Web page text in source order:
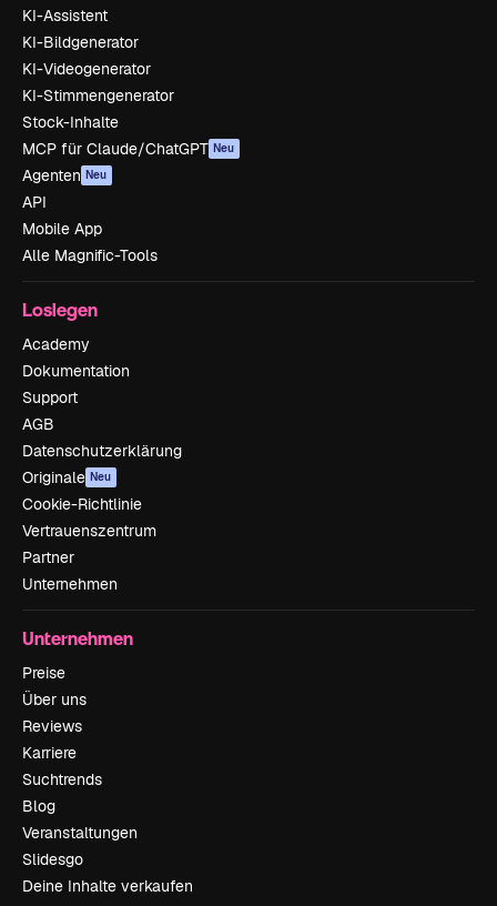
KI-Assistent
KI-Bildgenerator
KI-Videogenerator
KI-Stimmengenerator
Stock-Inhalte
MCP für Claude/ChatGPT Neu
Agenten Neu
API
Mobile App
Alle Magnific-Tools
Loslegen
Academy
Dokumentation
Support
AGB
Datenschutzerklärung
Originale Neu
Cookie-Richtlinie
Vertrauenszentrum
Partner
Unternehmen
Unternehmen
Preise
Über uns
Reviews
Karriere
Suchtrends
Blog
Veranstaltungen
Slidesgo
Deine Inhalte verkaufen